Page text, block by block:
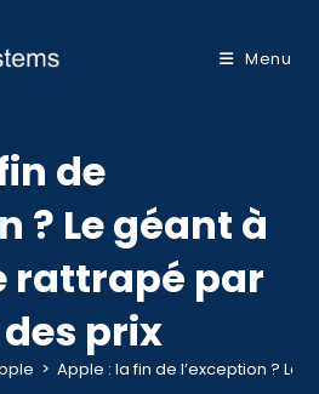
Menu
de
? Le géant à
rattrapé par
prix
> Apple : la fin de l’exception ?